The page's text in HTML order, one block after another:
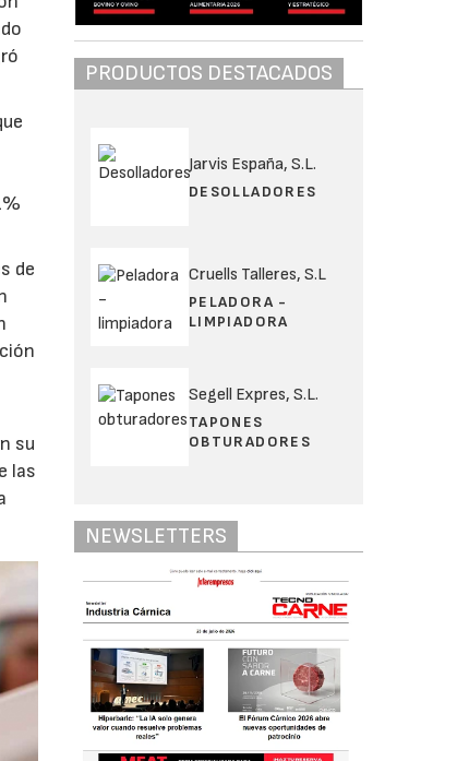
de
su
las
PRODUCTOS DESTACADOS
Jarvis España, S.L.
DESOLLADORES
Cruells Talleres, S.L
PELADORA -
LIMPIADORA
Segell Expres, S.L.
TAPONES
OBTURADORES
NEWSLETTERS